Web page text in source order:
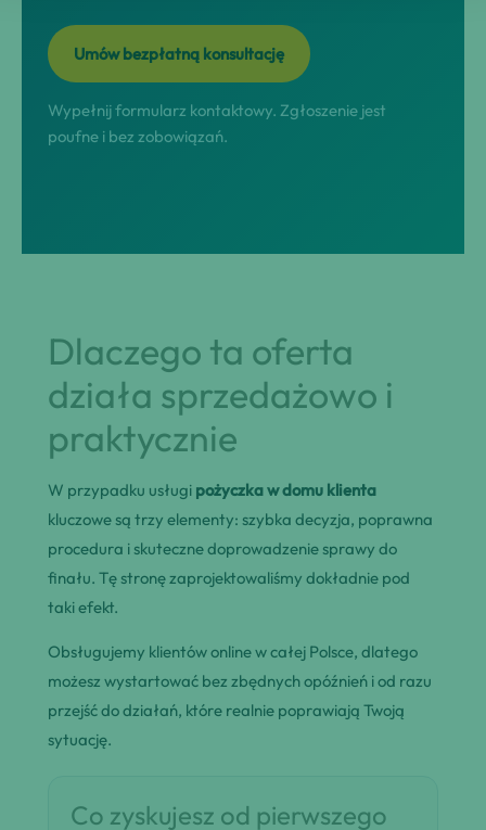
Umów bezpłatną konsultację
Wypełnij formularz kontaktowy. Zgłoszenie jest
poufne i bez zobowiązań.
Dlaczego ta oferta
działa sprzedażowo i
praktycznie
W przypadku usługi pożyczka w domu klienta
kluczowe są trzy elementy: szybka decyzja, poprawna
procedura i skuteczne doprowadzenie sprawy do
finału. Tę stronę zaprojektowaliśmy dokładnie pod
taki efekt.
Obsługujemy klientów online w całej Polsce, dlatego
możesz wystartować bez zbędnych opóźnień i od razu
przejść do działań, które realnie poprawiają Twoją
sytuację.
Co zyskujesz od pierwszego